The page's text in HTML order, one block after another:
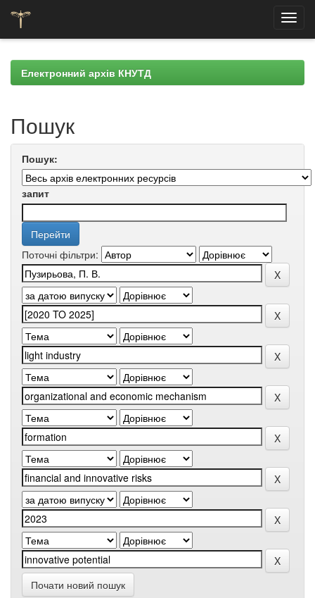
navigationЕлектронний архів КНУТД
Пошук
Пошук:
запит
Поточні фільтри:
Почати новий пошук